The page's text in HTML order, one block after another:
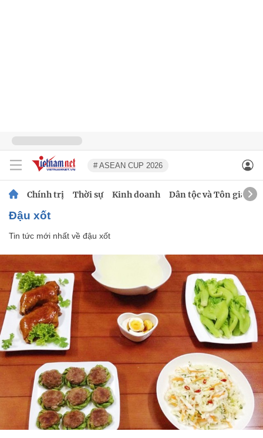
# ASEAN CUP 2026
Chính trị Thời sự Kinh doanh Dân tộc và Tôn giáo
đậu xốt
Tin tức mới nhất về đậu xốt